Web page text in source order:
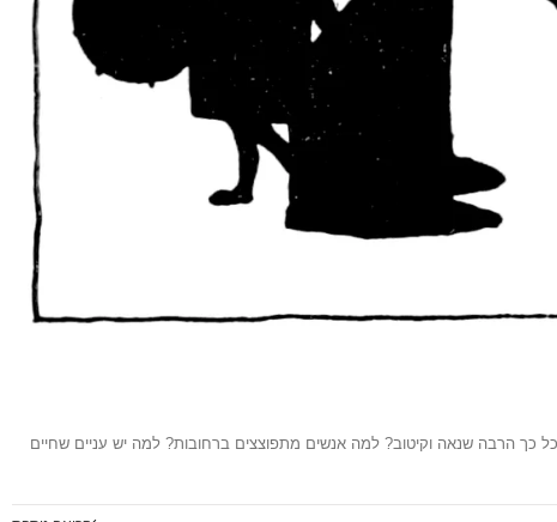
כך הרבה שנאה וקיטוב? למה אנשים מתפוצצים ברחובות? למה יש עניים שחיים